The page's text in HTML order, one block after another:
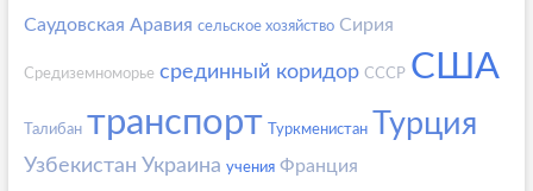
Саудовская Аравия сельское хозяйство Сирия
Средиземноморье срединный коридор СССР США
Талибан транспорт Туркменистан Турция
Узбекистан Украина учения Франция